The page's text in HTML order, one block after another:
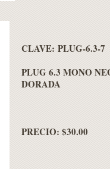
CLAVE: PLUG-6.3-7
PLUG 6.3 MONO
DORADA
PRECIO: $30.00